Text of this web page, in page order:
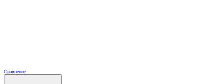
Сравнение